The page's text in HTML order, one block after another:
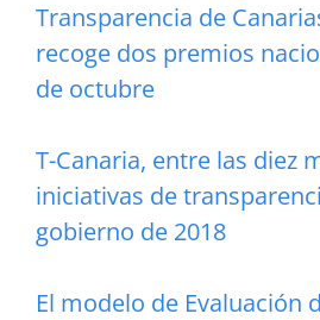
Transparencia de
recoge dos premios
de octubre
T-Canaria, entre las diez
iniciativas de
gobierno de 2018
El modelo de Evaluación